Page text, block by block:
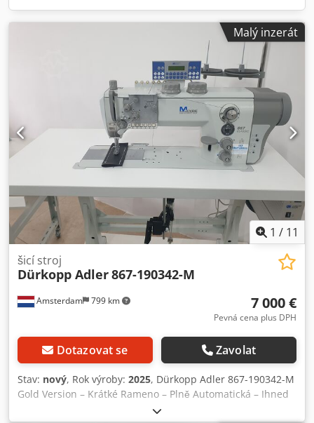
Malý inzerát
1 / 11
Amsterdam 799 km
šicí stroj
Dürkopp Adler867-190342-M
7 000 €
Pevná cena plus DPH
Dotazovat se Zavolat
Stav: nový, Rok výroby: 2025, Dürkopp Adler 867-190342-M
Gold Version – Krátké Rameno – Plně Automatická – Ihned
K Dispozici Ze Skladu – 7 000 € bez DPH Na prodej: zcela